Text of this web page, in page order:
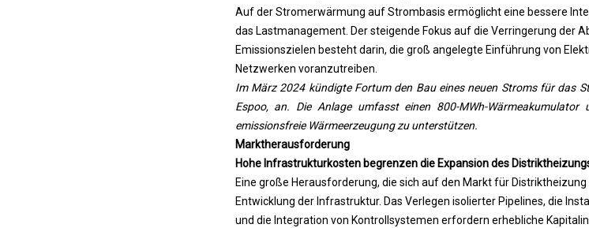
Auf der Stromerwärmung auf Strombasis ermöglicht eine bessere
das Lastmanagement. Der steigende Fokus auf die Verringerung der
Emissionszielen besteht darin, die groß angelegte Einführung von
Netzwerken voranzutreiben.
Im März 2024 kündigte Fortum den Bau eines neuen Stroms für das
Espoo, an. Die Anlage umfasst einen 800-MWh-Wärmeakumulator
emissionsfreie Wärmeerzeugung zu unterstützen.
Marktherausforderung
Hohe Infrastrukturkosten begrenzen die Expansion des
Eine große Herausforderung, die sich auf den Markt für
Entwicklung der Infrastruktur. Das Verlegen isolierter Pipelines, die
und die Integration von Kontrollsystemen erfordern erhebliche